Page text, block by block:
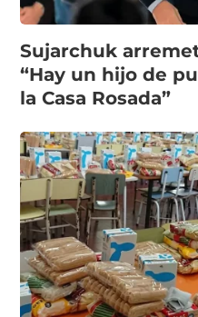
Sujarchuk
“Hay un hijo de
la Casa Rosada”